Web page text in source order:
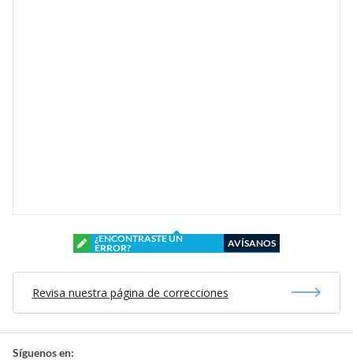
¿ENCONTRASTE UN
ERROR?
AVÍSANOS
Revisa nuestra página de correcciones
Síguenos en: